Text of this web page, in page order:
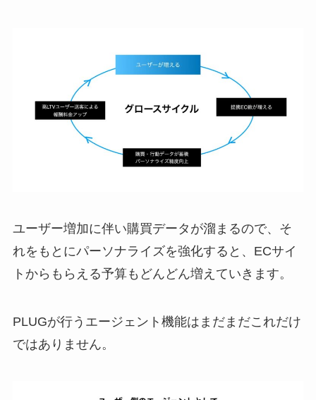
ユーザー増加に伴い購買データが溜まるので、そ
れをもとにパーソナライズを強化すると、ECサイ
トからもらえる予算もどんどん増えていきます。
PLUGが行うエージェント機能はまだまだこれだけ
ではありません。